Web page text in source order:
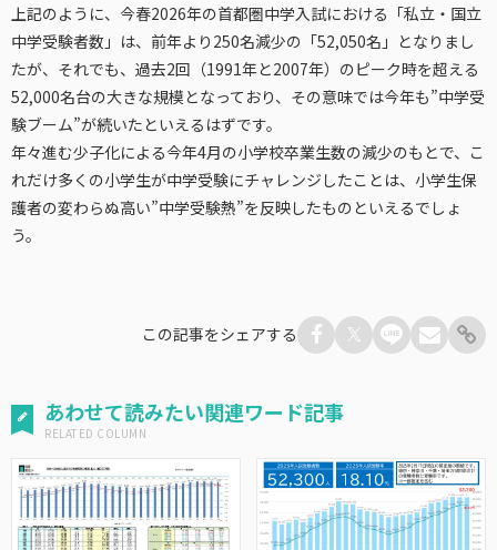
上記のように、今春2026年の首都圏中学入試における「私立・国立
中学受験者数」は、前年より250名減少の「52,050名」となりまし
たが、それでも、過去2回（1991年と2007年）のピーク時を超える
52,000名台の大きな規模となっており、その意味では今年も”中学受
験ブーム”が続いたといえるはずです。
年々進む少子化による今年4月の小学校卒業生数の減少のもとで、こ
れだけ多くの小学生が中学受験にチャレンジしたことは、小学生保
護者の変わらぬ高い”中学受験熱”を反映したものといえるでしょ
う。
この記事をシェアする
あわせて読みたい関連ワード記事